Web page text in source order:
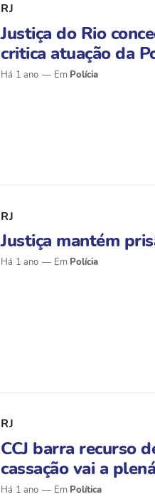
RJ
Justiça do Rio
critica atuação da
Há 1 ano Polícia
RJ
Justiça mantém
Há 1 ano Polícia
RJ
CCJ barra recurso
cassação vai a
Há 1 ano Política